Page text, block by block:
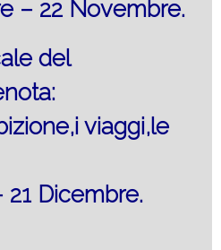
– 22 Novembre.
del
viaggi,le
Dicembre.